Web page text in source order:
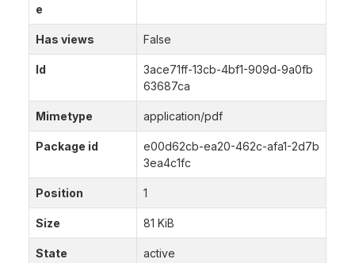
e
Has views False
Id
3ace71ff-13cb-4bf1-909d-9a0fb
63687ca
Mimetype application/pdf
Package id
e00d62cb-ea20-462c-afa1-2d7b
3ea4c1fc
Position 1
Size 81 KiB
State active